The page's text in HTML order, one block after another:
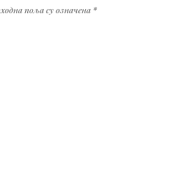
поља су означена *